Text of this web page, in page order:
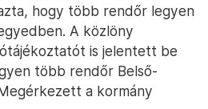
hogy több rendőr legyen
A közlöny
is jelentett be
több rendőr Belső-
a kormány